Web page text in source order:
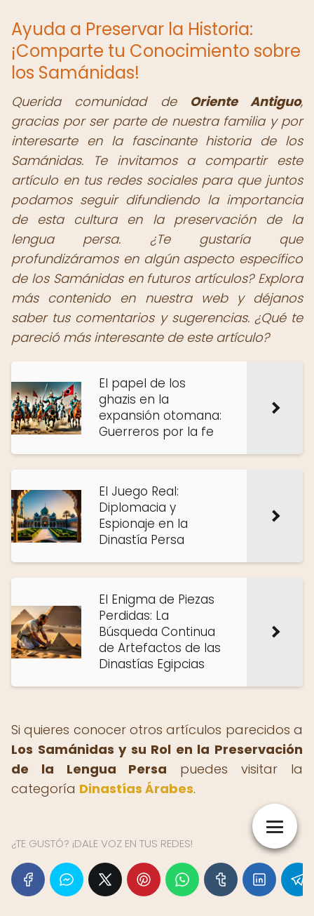
Ayuda a Preservar la Historia:
¡Comparte tu Conocimiento sobre
los Samánidas!
Querida comunidad de Oriente Antiguo,
gracias por ser parte de nuestra familia y por
interesarte en la fascinante historia de los
Samánidas. Te invitamos a compartir este
artículo en tus redes sociales para que juntos
podamos seguir difundiendo la importancia
de esta cultura en la preservación de la
lengua persa. ¿Te gustaría que
profundizáramos en algún aspecto específico
de los Samánidas en futuros artículos? Explora
más contenido en nuestra web y déjanos
saber tus comentarios y sugerencias. ¿Qué te
pareció más interesante de este artículo?
El papel de los
ghazis en la
expansión otomana:
Guerreros por la fe
El Juego Real:
Diplomacia y
Espionaje en la
Dinastía Persa
El Enigma de Piezas
Perdidas: La
Búsqueda Continua
de Artefactos de las
Dinastías Egipcias
Si quieres conocer otros artículos parecidos a
Los Samánidas y su Rol en la Preservación
de la Lengua Persa puedes visitar la
categoría Dinastías Árabes.
¿TE GUSTÓ? ¡DALE VOZ EN TUS REDES!